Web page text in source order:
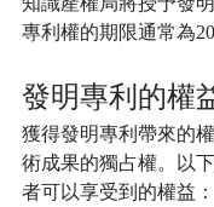
專利權的期限通常為20
發明專利的權
獲得發明專利帶來的
術成果的獨占權。以
者可以享受到的權益：